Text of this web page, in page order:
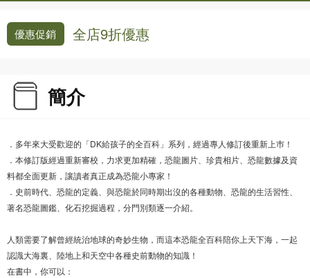
優惠促銷 全店9折優惠
簡介
．多年來大受歡迎的「DK給孩子的全百科」系列，經過專人修訂後重新上巿！
．本修訂版經過重新審校，力求更加精確，恐龍圖片、珍貴相片、恐龍數據及資
料都全面更新，讓讀者真正成為恐龍小專家！
．史前時代、恐龍的定義、與恐龍於同時期出沒的各種動物、恐龍的生活習性、
著名恐龍圖鑑、化石挖掘過程，分門別類逐一介紹。
人類需要了解曾經統治地球的奇妙生物，而這本恐龍全百科陪你上天下海，一起
認識大海裏、陸地上和天空中各種史前動物的知識！
在書中，你可以：